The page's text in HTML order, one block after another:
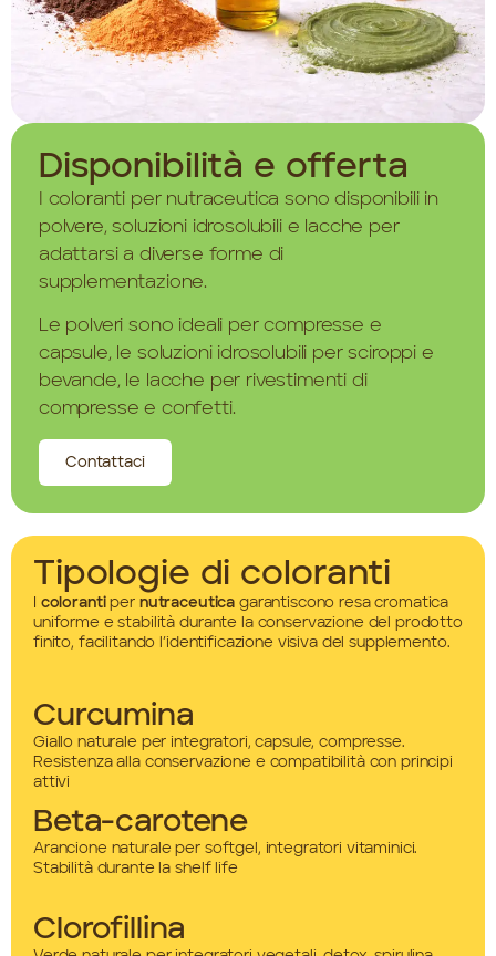
Disponibilità e offerta
I coloranti per nutraceutica sono disponibili in
polvere, soluzioni idrosolubili e lacche per
adattarsi a diverse forme di
supplementazione.
Le polveri sono ideali per compresse e
capsule, le soluzioni idrosolubili per sciroppi e
bevande, le lacche per rivestimenti di
compresse e confetti.
Contattaci
Tipologie di coloranti
colorantiper nutraceutica garantiscono resa cromatica
uniforme e stabilità durante la conservazione del prodotto
finito, facilitando l’identificazione visiva del supplemento.
Curcumina
Giallo naturale per integratori, capsule, compresse.
Resistenza alla conservazione e compatibilità con principi
attivi
Beta-carotene
Arancione naturale per softgel, integratori vitaminici.
Stabilità durante la shelf life
Clorofillina